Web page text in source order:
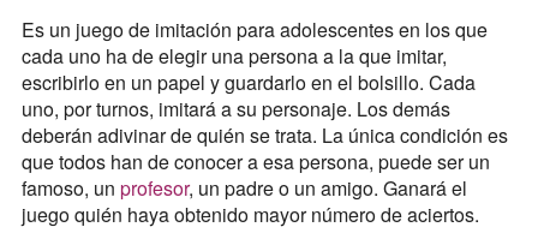
Es un juego de imitación para adolescentes en los que
cada uno ha de elegir una persona a la que imitar,
escribirlo en un papel y guardarlo en el bolsillo. Cada
uno, por turnos, imitará a su personaje. Los demás
deberán adivinar de quién se trata. La única condición es
que todos han de conocer a esa persona, puede ser un
famoso, un profesor, un padre o un amigo. Ganará el
juego quién haya obtenido mayor número de aciertos.